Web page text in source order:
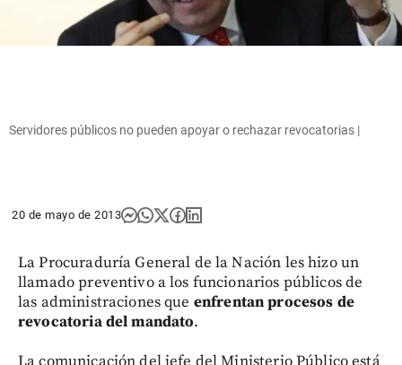
Servidores públicos no pueden apoyar o rechazar revocatorias |
20 de mayo de 2013
La Procuraduría General de la Nación les hizo un
llamado preventivo a los funcionarios públicos de
las administraciones que enfrentan procesos de
revocatoria del mandato.
La comunicación del jefe del Ministerio Público está